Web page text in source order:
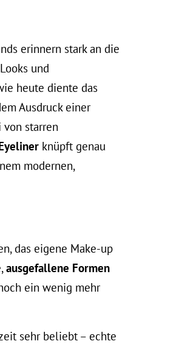
erinnern stark an die
und
heute diente das
Ausdruck einer
starren
knüpft genau
modernen,
das eigene Make-up
ausgefallene Formen
ein wenig mehr
sehr beliebt – echte